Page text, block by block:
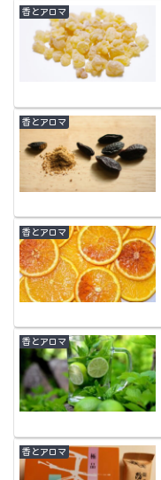
香とアロマ
香とアロマ
香とアロマ
香とアロマ
香とアロマ